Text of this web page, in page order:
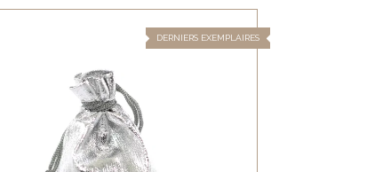
DERNIERS EXEMPLAIRES